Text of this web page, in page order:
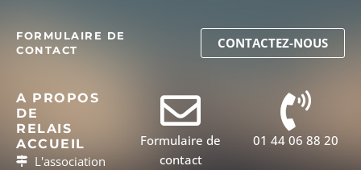
FORMULAIRE DE
CONTACT
CONTACTEZ-NOUS
A PROPOS
DE
RELAIS
ACCUEIL
L'association
Formulaire de
contact
01 44 06 88 20